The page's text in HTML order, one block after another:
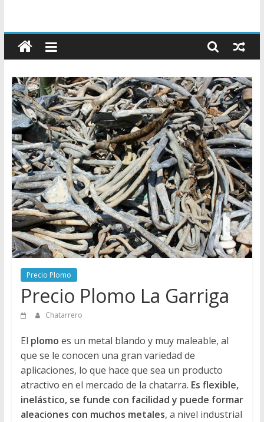
Chatarreros
–
Precio
de
Chatarra
Directorio
de
Chatarreros
para
vender
Chatarra
Precio Plomo
Precio Plomo La Garriga
Chatarrero
El plomo es un metal blando y muy maleable, al
que se le conocen una gran variedad de
aplicaciones, lo que hace que sea un producto
atractivo en el mercado de la chatarra. Es flexible,
inelástico, se funde con facilidad y puede formar
aleaciones con muchos metales, a nivel industrial